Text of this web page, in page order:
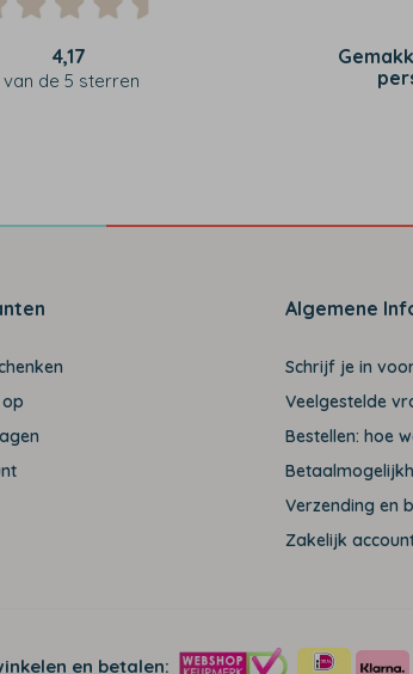
4,17
van de 5 sterren
Algemene
Schrijf je in
Veelgestelde
Bestellen: hoe
Verzending en
Zakelijk
en betalen: